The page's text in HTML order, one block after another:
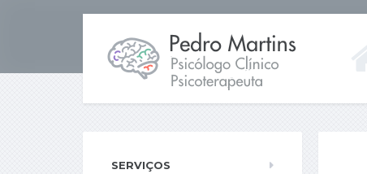
SERVIÇOS